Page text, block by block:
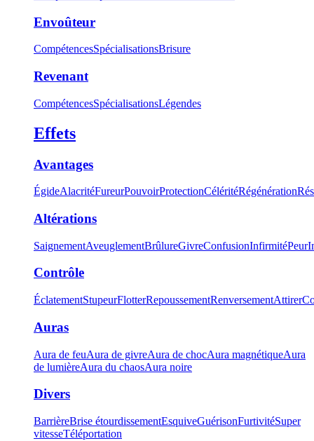
Envoûteur
CompétencesSpécialisationsBrisure
Revenant
CompétencesSpécialisationsLégendes
Effets
Avantages
ÉgideAlacritéFureurPouvoirProtectionCéléritéRégénération
Altérations
SaignementAveuglementBrûlureGivreConfusionInfirmitéPeur
Contrôle
ÉclatementStupeurFlotterRepoussementRenversementAttirer
Auras
Aura de feuAura de givreAura de chocAura magnétiqueAura
de lumièreAura du chaosAura noire
Divers
BarrièreBrise étourdissementEsquiveGuérisonFurtivitéSuper
vitesseTéléportation